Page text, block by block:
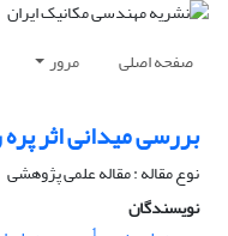
صفحه اصلی مرور
بررسی میدانی اثر
نوع مقاله : مقاله علمی پژوهشی
نویسندگان